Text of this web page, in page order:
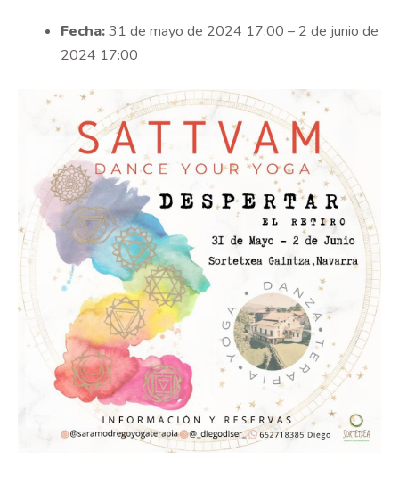
Fecha:31 de mayo de 2024 17:00 – 2 de junio de
2024 17:00